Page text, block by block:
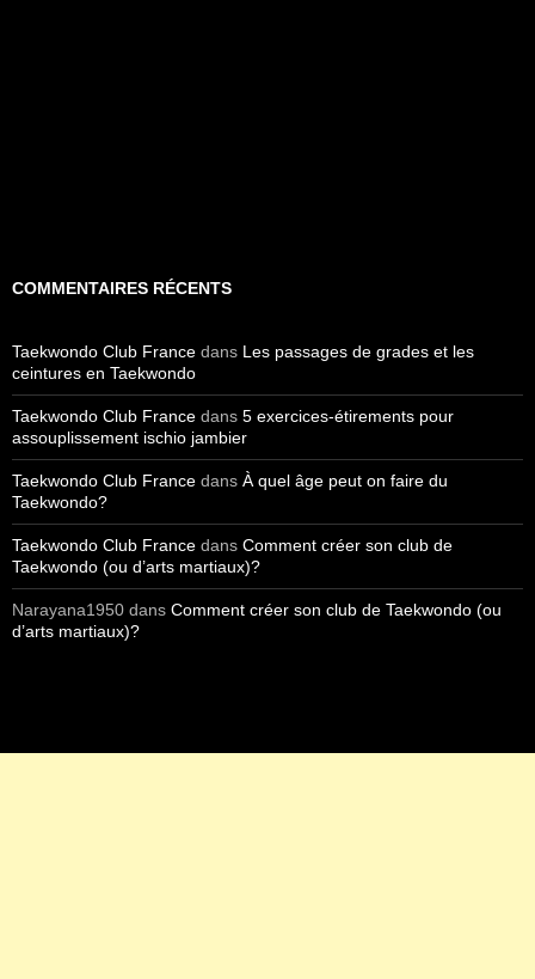
COMMENTAIRES RÉCENTS
Taekwondo Club France dans Les passages de grades et les
ceintures en Taekwondo
Taekwondo Club France dans 5 exercices-étirements pour
assouplissement ischio jambier
Taekwondo Club France dans À quel âge peut on faire du
Taekwondo?
Taekwondo Club France dans Comment créer son club de
Taekwondo (ou d’arts martiaux)?
Narayana1950 dans Comment créer son club de Taekwondo (ou
d’arts martiaux)?